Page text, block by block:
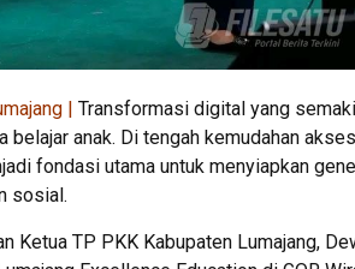
| Transformasi digital yang
belajar anak. Di tengah kemudahan
fondasi utama untuk menyiapkan
sosial.
Ketua TP PKK Kabupaten Lumajang,